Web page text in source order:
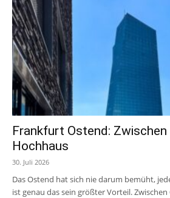
Frankfurt Ostend: Zwischen
Hochhaus
30. Juli 2026
Das Ostend hat sich nie darum bemüht,
ist genau das sein größter Vorteil.